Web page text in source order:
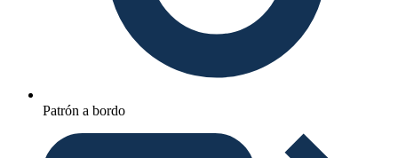
Patrón a bordo